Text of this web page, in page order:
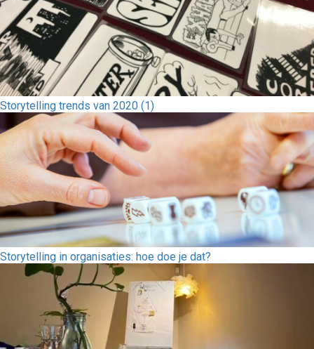
Storytelling trends van 2020 (1)
Storytelling in organisaties: hoe doe je dat?